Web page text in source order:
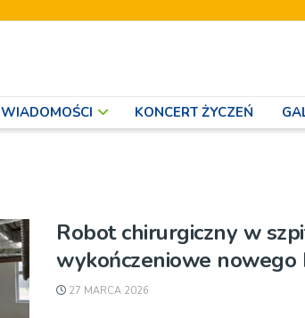
WIADOMOŚCI KONCERT ŻYCZEŃ
Robot chirurgiczny w
wykończeniowe
27 MARCA 2026